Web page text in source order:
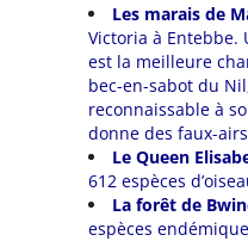
Les marais de
Victoria à Entebbe.
est la meilleure
bec-en-sabot du
reconnaissable à
donne des faux-
Le Queen
612 espèces
La forêt de
espèces